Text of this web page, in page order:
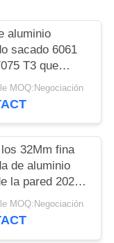
aluminio
sacado 6061
T3 que
MOQ:Negociación
32Mm fina
de aluminio
la pared 2024
7046 de JIS
MOQ:Negociación